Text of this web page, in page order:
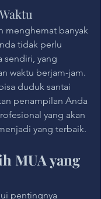
menghemat banyak
tidak perlu
sendiri, yang
waktu berjam-jam.
duduk santai
penampilan Anda
yang akan
yang terbaik.
MUA yang
pentingnya